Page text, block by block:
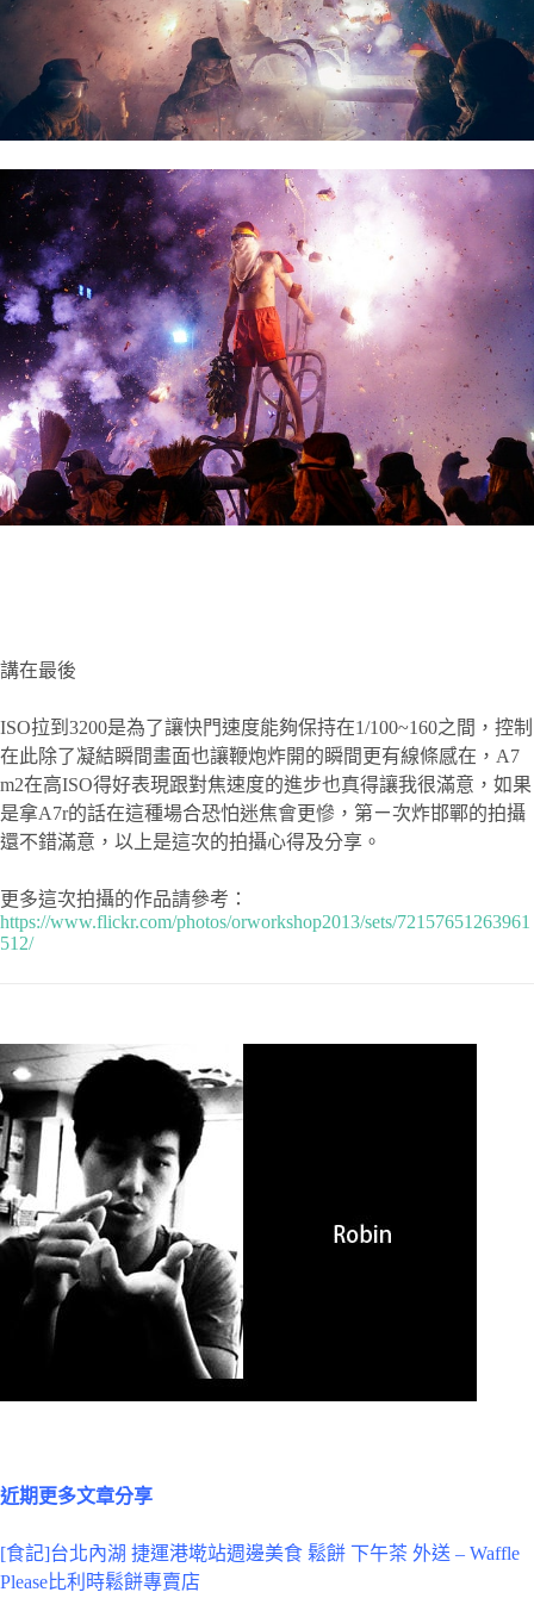
講在最後
ISO拉到3200是為了讓快門速度能夠保持在1/100~160之間，控制
在此除了凝結瞬間畫面也讓鞭炮炸開的瞬間更有線條感在，A7
m2在高ISO得好表現跟對焦速度的進步也真得讓我很滿意，如果
是拿A7r的話在這種場合恐怕迷焦會更慘，第ㄧ次炸邯鄲的拍攝
還不錯滿意，以上是這次的拍攝心得及分享。
更多這次拍攝的作品請參考：
https://www.flickr.com/photos/orworkshop2013/sets/72157651263961
512/
近期更多文章分享
[食記]台北內湖 捷運港墘站週邊美食 鬆餅 下午茶 外送 – Waffle
Please比利時鬆餅專賣店